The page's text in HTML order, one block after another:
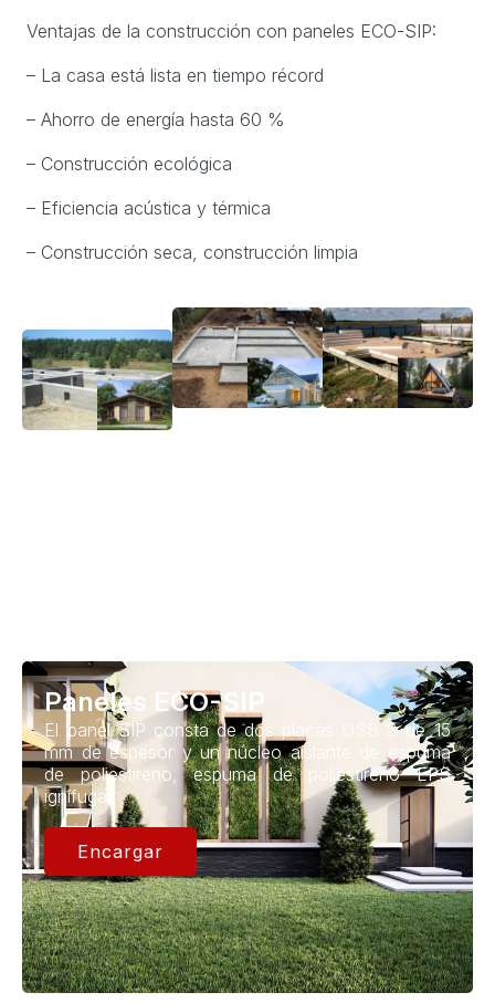
Ventajas de la construcción con paneles ECO-SIP:
– La casa está lista en tiempo récord
– Ahorro de energía hasta 60 %
– Construcción ecológica
– Eficiencia acústica y térmica
– Construcción seca, construcción limpia
Paneles ECO-SIP
El panel SIP consta de dos placas OSB 3 de 15
mm de espesor y un núcleo aislante de espuma
de poliestireno, espuma de poliestireno EPS
ignífuga
Encargar